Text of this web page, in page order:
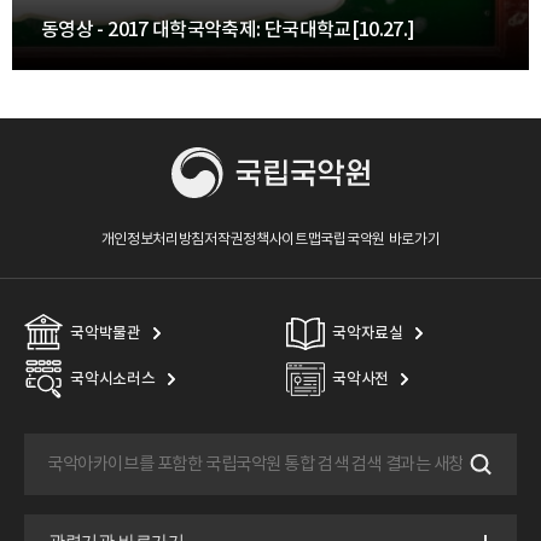
동영상 - 2017 대학국악축제: 단국대학교[10.27.]
개인정보처리방침저작권정책사이트맵국립국악원 바로가기
국악박물관 국악자료실
국악시소러스 국악사전